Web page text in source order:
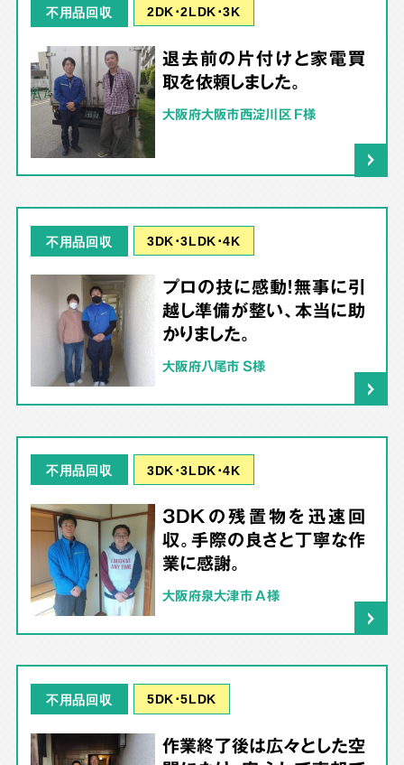
不用品回収 2DK･2LDK･3K
退去前の片付けと家電買
取を依頼しました。
大阪府大阪市西淀川区 F様
不用品回収 3DK･3LDK･4K
プロの技に感動！無事に引
越し準備が整い、本当に助
かりました。
大阪府八尾市 S様
不用品回収 3DK･3LDK･4K
3DKの残置物を迅速回
収。手際の良さと丁寧な作
業に感謝。
大阪府泉大津市 A様
不用品回収 5DK･5LDK
作業終了後は広々とした空